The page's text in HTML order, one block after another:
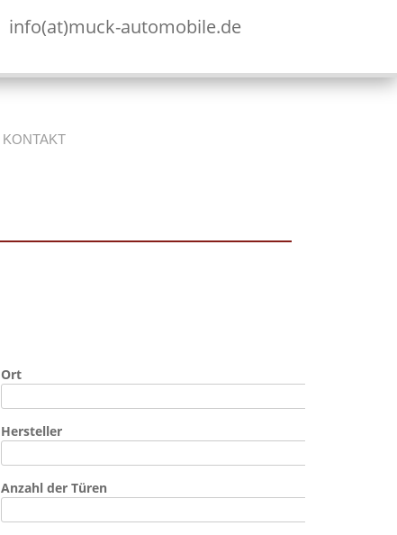
info(at)muck-automobile.de
KONTAKT
Ort
Hersteller
Anzahl der Türen